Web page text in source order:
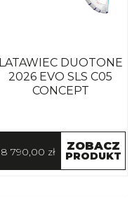
LATAWIEC DUOTONE
2026 EVO SLS C05
CONCEPT
8 790,00 zł ZOBACZ
PRODUKT